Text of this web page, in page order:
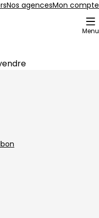
Nos agencesMon compte
Menu